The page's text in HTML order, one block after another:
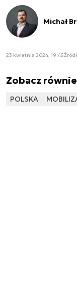
Michał
23 kwietnia 2024, 19:45
Zobacz
POLSKA